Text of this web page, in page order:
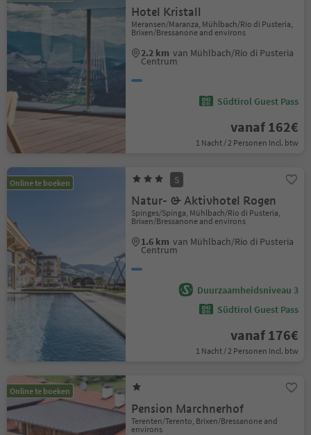
Hotel Kristall
Meransen/Maranza, Mühlbach/Rio di Pusteria,
Brixen/Bressanone and environs
2.2 km van Mühlbach/Rio di Pusteria
Centrum
Südtirol Guest Pass
vanaf 162€
1 Nacht / 2 Personen Incl. btw
Online te boeken S
Natur- & Aktivhotel Rogen
Spinges/Spinga, Mühlbach/Rio di Pusteria,
Brixen/Bressanone and environs
1.6 km van Mühlbach/Rio di Pusteria
Centrum
Duurzaamheidsniveau 3
Südtirol Guest Pass
vanaf 176€
1 Nacht / 2 Personen Incl. btw
Online te boeken
Pension Marchnerhof
Terenten/Terento, Brixen/Bressanone and
environs